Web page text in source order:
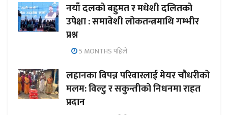
नयाँ दलको बहुमत र मधेशी दलितको
उपेक्षा : समावेशी लोकतन्त्रमाथि गम्भीर
प्रश्न
5 MONTHS पहिले
लहानका विपन्न परिवारलाई मेयर चौधरीको
मलम: विल्टु र सकुन्तीको निधनमा राहत
प्रदान